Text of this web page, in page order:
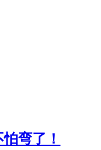
弯了！